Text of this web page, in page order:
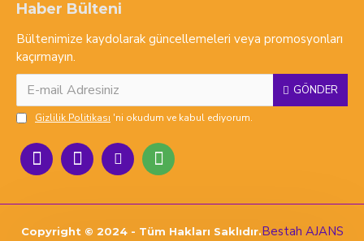
Haber Bülteni
Bültenimize kaydolarak güncellemeleri veya promosyonları
kaçırmayın.
GÖNDER
Gizlilik Politikası 'ni okudum ve kabul ediyorum.
Copyright © 2024 - Tüm Hakları Saklıdır.Bestah AJANS